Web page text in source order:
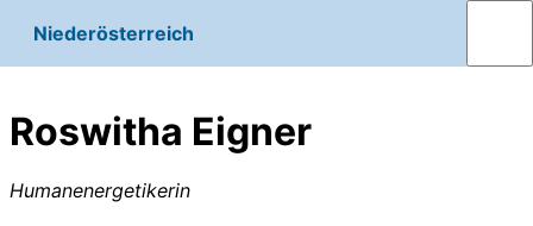
Niederösterreich
Roswitha Eigner
Humanenergetikerin